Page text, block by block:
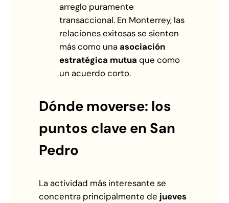
arreglo puramente
transaccional. En Monterrey, las
relaciones exitosas se sienten
más como una asociación
estratégica mutua que como
un acuerdo corto.
Dónde moverse: los
puntos clave en San
Pedro
La actividad más interesante se
concentra principalmente de jueves